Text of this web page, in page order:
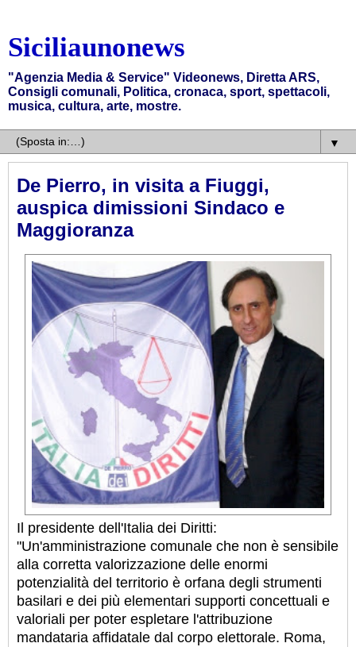
Siciliaunonews
"Agenzia Media & Service" Videonews, Diretta ARS,
Consigli comunali, Politica, cronaca, sport, spettacoli,
musica, cultura, arte, mostre.
▼
De Pierro, in visita a Fiuggi,
auspica dimissioni Sindaco e
Maggioranza
Il presidente dell'Italia dei Diritti:
"Un'amministrazione comunale che non è sensibile
alla corretta valorizzazione delle enormi
potenzialità del territorio è orfana degli strumenti
basilari e dei più elementari supporti concettuali e
valoriali per poter espletare l'attribuzione
mandataria affidatale dal corpo elettorale. Roma,